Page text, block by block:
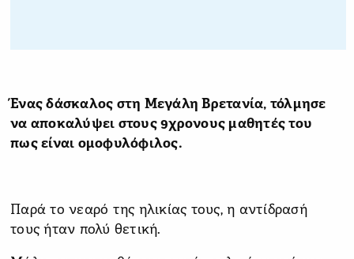
Ένας δάσκαλος στη Μεγάλη Βρετανία, τόλμησε
να αποκαλύψει στους 9χρονους μαθητές του
πως είναι ομοφυλόφιλος.
Παρά το νεαρό της ηλικίας τους, η αντίδρασή
τους ήταν πολύ θετική.